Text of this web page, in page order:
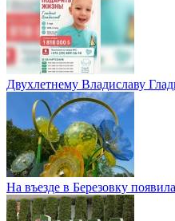
Двухлетнему Владиславу
На въезде в Березовку